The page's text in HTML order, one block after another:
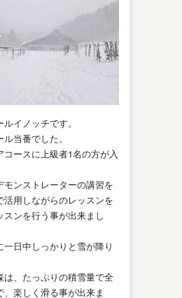
イノッチです。
当番でした。
ースに上級者1名の方が入
モンストレーターの講習を
活用しながらのレッスンを
ンを行う事が出来まし
一日中しっかりと雪が降り
は、たっぷりの積雪量で全
、楽しく滑る事が出来ま